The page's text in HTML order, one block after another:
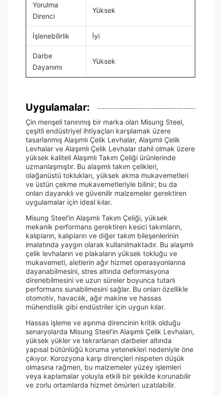
Yorulma
Direnci
Yüksek
İşlenebilirlik İyi
Darbe
Dayanımı
Yüksek
Uygulamalar:
Çin menşeli tanınmış bir marka olan Misung Steel,
çeşitli endüstriyel ihtiyaçları karşılamak üzere
tasarlanmış Alaşımlı Çelik Levhalar, Alaşımlı Çelik
Levhalar ve Alaşımlı Çelik Levhalar dahil olmak üzere
yüksek kaliteli Alaşımlı Takım Çeliği ürünlerinde
uzmanlaşmıştır. Bu alaşımlı takım çelikleri,
olağanüstü toklukları, yüksek akma mukavemetleri
ve üstün çekme mukavemetleriyle bilinir; bu da
onları dayanıklı ve güvenilir malzemeler gerektiren
uygulamalar için ideal kılar.
Misung Steel'in Alaşımlı Takım Çeliği, yüksek
mekanik performans gerektiren kesici takımların,
kalıpların, kalıpların ve diğer takım bileşenlerinin
imalatında yaygın olarak kullanılmaktadır. Bu alaşımlı
çelik levhaların ve plakaların yüksek tokluğu ve
mukavemeti, aletlerin ağır hizmet operasyonlarına
dayanabilmesini, stres altında deformasyona
direnebilmesini ve uzun süreler boyunca tutarlı
performans sunabilmesini sağlar. Bu onları özellikle
otomotiv, havacılık, ağır makine ve hassas
mühendislik gibi endüstriler için uygun kılar.
Hassas işleme ve aşınma direncinin kritik olduğu
senaryolarda Misung Steel'in Alaşımlı Çelik Levhaları,
yüksek yükler ve tekrarlanan darbeler altında
yapısal bütünlüğü koruma yetenekleri nedeniyle öne
çıkıyor. Korozyona karşı dirençleri nispeten düşük
olmasına rağmen, bu malzemeler yüzey işlemleri
veya kaplamalar yoluyla etkili bir şekilde korunabilir
ve zorlu ortamlarda hizmet ömürleri uzatılabilir.